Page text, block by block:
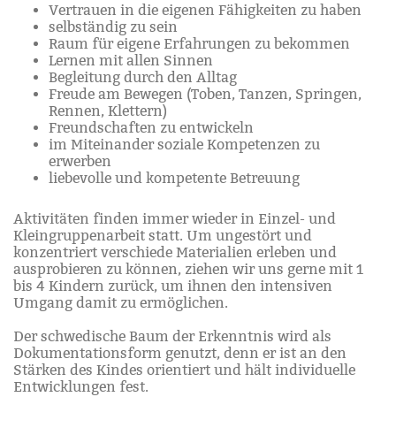
Vertrauen in die eigenen Fähigkeiten zu haben
selbständig zu sein
Raum für eigene Erfahrungen zu bekommen
Lernen mit allen Sinnen
Begleitung durch den Alltag
Freude am Bewegen (Toben, Tanzen, Springen,
Rennen, Klettern)
Freundschaften zu entwickeln
im Miteinander soziale Kompetenzen zu
erwerben
liebevolle und kompetente Betreuung
Aktivitäten finden immer wieder in Einzel- und
Kleingruppenarbeit statt. Um ungestört und
konzentriert verschiede Materialien erleben und
ausprobieren zu können, ziehen wir uns gerne mit 1
bis 4 Kindern zurück, um ihnen den intensiven
Umgang damit zu ermöglichen.
Der schwedische Baum der Erkenntnis wird als
Dokumentationsform genutzt, denn er ist an den
Stärken des Kindes orientiert und hält individuelle
Entwicklungen fest.